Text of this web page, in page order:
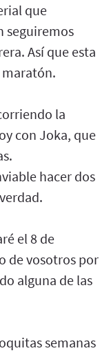
que
seguiremos
Así que esta
maratón.
la
con Joka, que
hacer dos
el 8 de
de vosotros por
alguna de las
semanas